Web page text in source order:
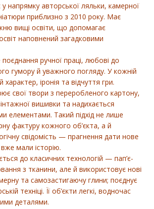
напрямку авторської ляльки, камерної
приблизно з 2010 року. Має
вищі освіти, що допомагає
наповнений загадковими
поєднання ручної праці, любові до
гумору й уважного погляду. У кожній
іронія та відчуття гри.
свої твори з переробленого картону,
вишивки та надихається
елементами. Такий підхід не лише
фактуру кожного об’єкта, а й
свідомість — прагнення дати нове
мали історію.
до класичних технологій — пап’є-
з тканини, але й використовує нові
та самозастигаючу глини; поєднує
техніці. Її об’єкти легкі, водночас
деталями.